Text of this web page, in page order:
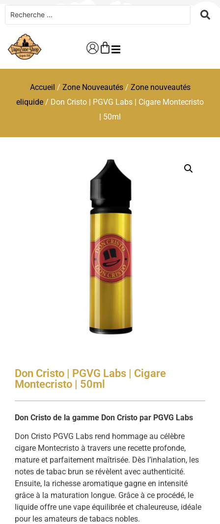
Accueil / Zone Nouveautés/ Zone nouveautés
eliquide / Don Cristo | PGVG Labs | Cigare Montecristo
| 50ml
Don Cristo | PGVG Labs | Cigare
Montecristo | 50ml
Don Cristo de la gamme Don Cristo par PGVG Labs
Don Cristo PGVG Labs rend hommage au célèbre
cigare Montecristo à travers une recette profonde,
mature et parfaitement maîtrisée. Dès l’inhalation, les
notes de tabac brun se révèlent avec authenticité.
Ensuite, la richesse aromatique gagne en intensité
grâce à la maturation longue. Grâce à ce procédé, le
liquide offre une vape équilibrée et chaleureuse, idéale
pour les amateurs de tabacs nobles.